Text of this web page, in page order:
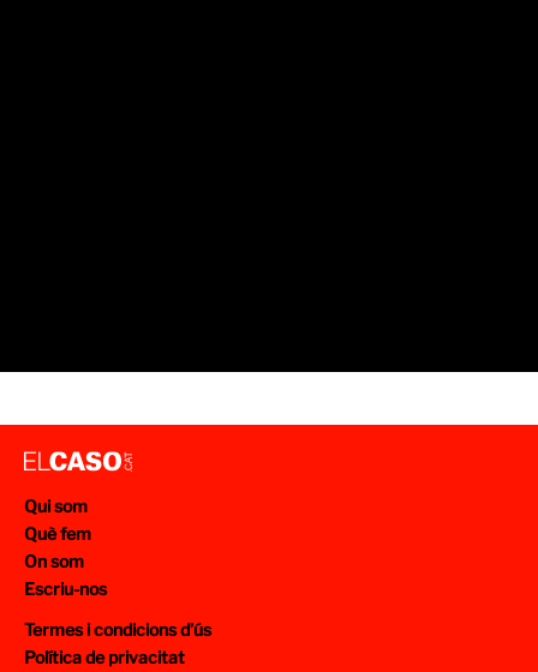
Qui som
Què fem
On som
Escriu-nos
Termes i condicions d’ús
Política de privacitat